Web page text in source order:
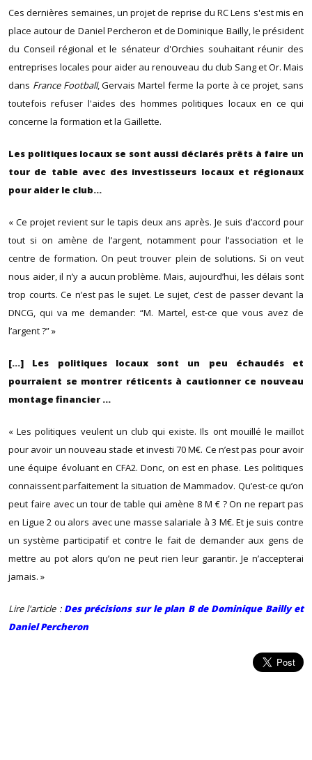
Ces dernières semaines, un projet de reprise du RC Lens s'est mis en
place autour de Daniel Percheron et de Dominique Bailly, le président
du Conseil régional et le sénateur d'Orchies souhaitant réunir des
entreprises locales pour aider au renouveau du club Sang et Or. Mais
dans France Football, Gervais Martel ferme la porte à ce projet, sans
toutefois refuser l'aides des hommes politiques locaux en ce qui
concerne la formation et la Gaillette.
Les politiques locaux se sont aussi déclarés prêts à faire un
tour de table avec des investisseurs locaux et régionaux
pour aider le club...
« Ce projet revient sur le tapis deux ans après. Je suis d’accord pour
tout si on amène de l’argent, notamment pour l’association et le
centre de formation. On peut trouver plein de solutions. Si on veut
nous aider, il n’y a aucun problème. Mais, aujourd’hui, les délais sont
trop courts. Ce n’est pas le sujet. Le sujet, c’est de passer devant la
DNCG, qui va me demander: “M. Martel, est-ce que vous avez de
l’argent ?” »
[…] Les politiques locaux sont un peu échaudés et
pourraient se montrer réticents à cautionner ce nouveau
montage financier ...
« Les politiques veulent un club qui existe. Ils ont mouillé le maillot
pour avoir un nouveau stade et investi 70 M€. Ce n’est pas pour avoir
une équipe évoluant en CFA2. Donc, on est en phase. Les politiques
connaissent parfaitement la situation de Mammadov. Qu’est-ce qu’on
peut faire avec un tour de table qui amène 8 M € ? On ne repart pas
en Ligue 2 ou alors avec une masse salariale à 3 M€. Et je suis contre
un système participatif et contre le fait de demander aux gens de
mettre au pot alors qu’on ne peut rien leur garantir. Je n’accepterai
jamais. »
Lire l'article : Des précisions sur le plan B de Dominique Bailly et
Daniel Percheron